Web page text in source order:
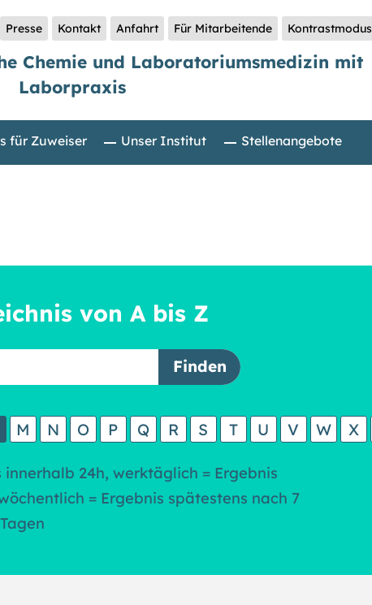
Presse Kontakt Anfahrt Für Mitarbeitende Kontrastmodus
Chemie und Laboratoriumsmedizin mit
Laborpraxis
für Zuweiser Unser Institut Stellenangebote
von A bis Z
M N O P Q R S T U V W X
24h, werktäglich = Ergebnis
= Ergebnis spätestens nach 7
Tagen